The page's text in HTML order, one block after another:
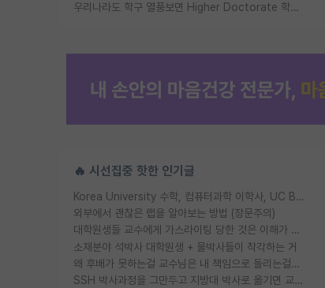
우리나라도 학구 열풍보면 Higher Doctorate 학위가 필요하다고 봅니다.
🔥 시선집중 핫한 인기글
Korea University 수학, 컴퓨터과학 이학사, UC Berkeley 산업공학 대학원 공학박사가 되는 것은 쉽지 않겠죠?
외부에서 괜찮은 랩을 알아보는 방법 (장문주의)
대학원생들 교수에게 가스라이팅 당한 것은 이해가 갑니다. 안타깝네요.
소재분야 석박사 대학원생 + 물박사들이 착각하는 거
왜 후배가 못하는걸 교수님은 내 책임으로 돌리는걸까요?
SSH 박사과정을 그만두고 지방대 박사로 옮기면 교수의 꿈은 끝일까요?